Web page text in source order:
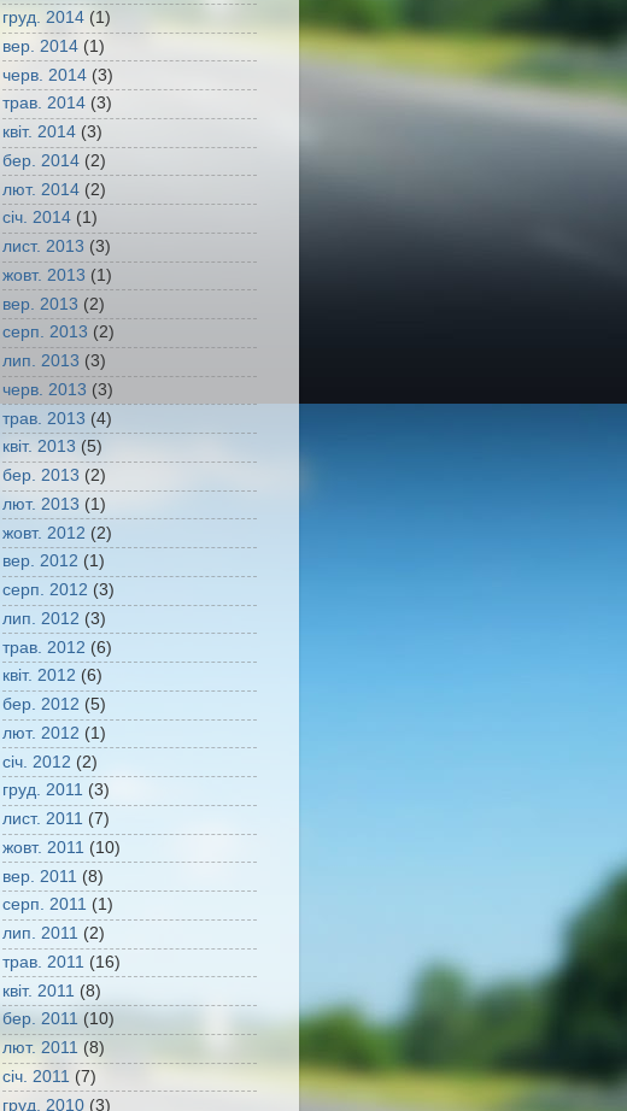
груд. 2014(1)
вер. 2014(1)
черв. 2014(3)
трав. 2014(3)
квіт. 2014(3)
бер. 2014(2)
лют. 2014(2)
січ. 2014(1)
лист. 2013 (3)
жовт. 2013 (1)
вер. 2013 (2)
серп. 2013 (2)
лип. 2013 (3)
черв. 2013 (3)
трав. 2013 (4)
квіт. 2013 (5)
бер. 2013 (2)
лют. 2013 (1)
жовт. 2012 (2)
вер. 2012 (1)
серп. 2012 (3)
лип. 2012 (3)
трав. 2012 (6)
квіт. 2012 (6)
бер. 2012 (5)
лют. 2012 (1)
січ. 2012 (2)
груд. 2011 (3)
лист. 2011 (7)
жовт. 2011 (10)
вер. 2011 (8)
серп. 2011 (1)
лип. 2011 (2)
трав. 2011 (16)
квіт. 2011 (8)
бер. 2011(10)
лют. 2011 (8)
січ. 2011 (7)
груд. 2010(3)